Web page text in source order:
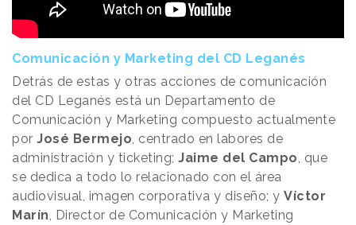
Comunicación y Marketing del CD Leganés
Detrás de estas y otras acciones de comunicación
del CD Leganés está un Departamento de
Comunicación y Marketing compuesto actualmente
por José Bermejo , centrado en labores de
administración y ticketing; Jaime del Campo , que
se dedica a todo lo relacionado con el área
audiovisual, imagen corporativa y diseño; y Víctor
Marín , Director de Comunicación y Marketing